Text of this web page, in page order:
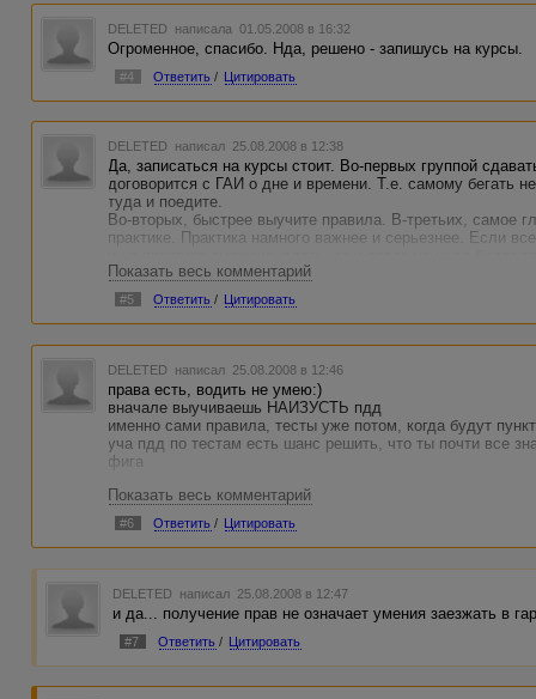
DELETED написала 01.05.2008 в 16:32
Огроменное, спасибо. Нда, решено - запишусь на курсы.
#4 Ответить / Цитировать
DELETED написал 25.08.2008 в 12:38
Да, записаться на курсы стоит. Во-первых группой
договорится с ГАИ о дне и времени. Т.е. самому бегать
туда и поедите.
Во-вторых, быстрее выучите правила. В-третьих, самое
практике. Практика намного важнее и серьезнее. Если
бесплатно сдать и получить без проблем права, зачем
курсы. Удачи!
Показать весь комментарий
#5 Ответить / Цитировать
DELETED написал 25.08.2008 в 12:46
права есть, водить не умею:)
вначале выучиваешь НАИЗУСТЬ пдд
именно сами правила, тесты уже потом, когда будут
уча пдд по тестам есть шанс решить, что ты почти все
фига
потом идешь в школу вождения в том районе, где будешь
меньше придираются на самом вождении, чем к
опосредованная возможна
когда начнешь отличать газ от тормоза и перестанешь
просишься к любому знакомому альтруисту на убитой
или берешь дополнительные уроки у инструктора.
начала лучше что-то вроде аэродрома)
Показать весь комментарий
#6 Ответить / Цитировать
DELETED написал 25.08.2008 в 12:47
и да... получение прав не означает умения заезжать в
#7 Ответить / Цитировать